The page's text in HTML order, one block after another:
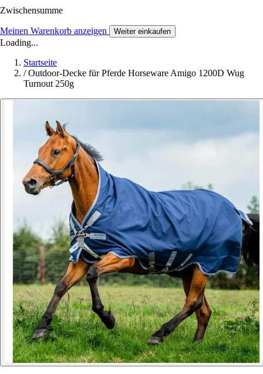
Zwischensumme
Meinen Warenkorb anzeigen Weiter einkaufen
Loading...
Startseite
/ Outdoor-Decke für Pferde Horseware Amigo 1200D Wug
Turnout 250g